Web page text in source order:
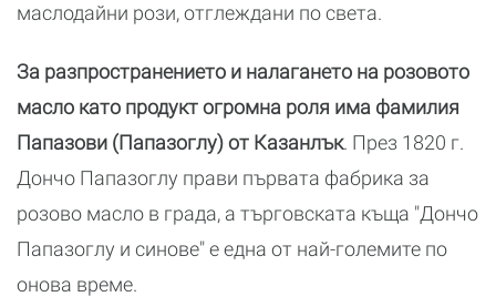
маслодайни рози, отглеждани по света.
За разпространението и налагането на розовото
масло като продукт огромна роля има фамилия
Папазови (Папазоглу) от Казанлък. През 1820 г.
Дончо Папазоглу прави първата фабрика за
розово масло в града, а търговската къща "Дончо
Папазоглу и синове" е една от най-големите по
онова време.